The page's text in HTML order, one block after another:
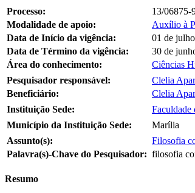
Processo:
13/06875-
Modalidade de apoio:
Auxílio à
Data de Início da vigência:
01 de
Data de Término da vigência:
30 de
Área do conhecimento:
Ciências
Pesquisador responsável:
Clelia
Beneficiário:
Clelia
Instituição Sede:
Faculdade
Município da Instituição Sede:
Marília
Assunto(s):
Filosofia
Palavra(s)-Chave do Pesquisador: filosofia
Resumo